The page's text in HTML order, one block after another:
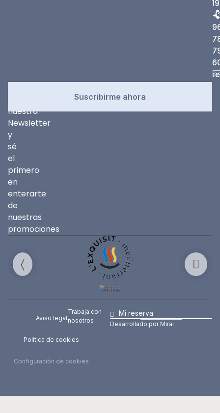
19
Newsletter
nuestra
Newsletter
y
sé
el
primero
en
enterarte
de
nuestras
promociones
Suscribirme ahora
Aviso legal
Política de cookies
Configuración de cookies
Trabaja con
nosotros
Mi reserva
Desarrollado por Mirai